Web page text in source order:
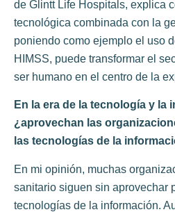
de Glintt Life Hospitals, explica
tecnológica combinada con la
poniendo como ejemplo el uso
HIMSS, puede transformar el
ser humano en el centro de la
En la era de la tecnología y la
¿aprovechan las
las tecnologías de la
En mi opinión, muchas
sanitario siguen sin aprovechar
tecnologías de la información.